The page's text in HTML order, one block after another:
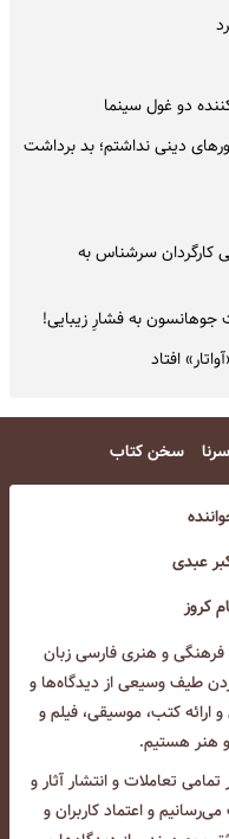
دو غول سینما
دینی نداشتم؛ بد برداشت
کارگردان سرشناس به
جوهانسون به فشارِ زیبایی!
سخن کتاب
عبدی
کروز
فرهنگی و هنری فارسی زبان
طیف وسیعی از دیدگاه‌ها و
و ارائه کتب، موسیقی، فیلم و
هنر هستیم.
تعاملات و انتشار آثار و
و اعتماد کاربران و